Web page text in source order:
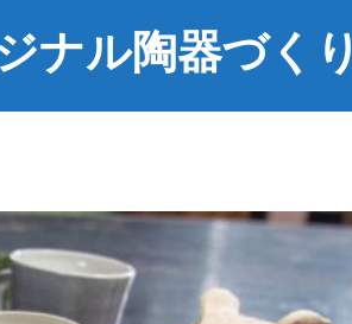
ナル陶器づくり